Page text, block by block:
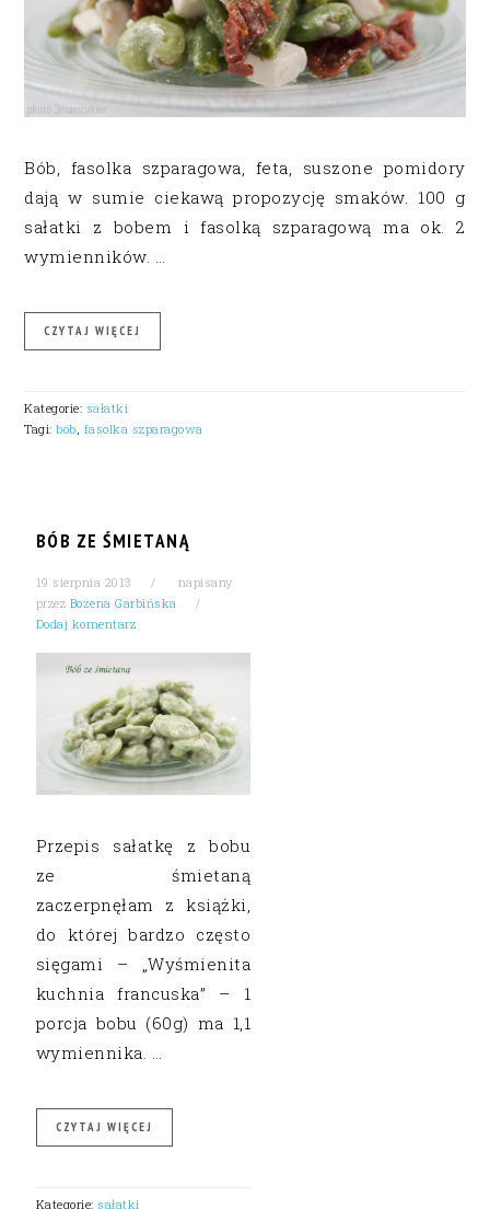
Bób, fasolka szparagowa, feta, suszone pomidory
dają w sumie ciekawą propozycję smaków. 100 g
sałatki z bobem i fasolką szparagową ma ok. 2
wymienników. …
CZYTAJ WIĘCEJ
Kategorie: sałatki
Tagi:bób fasolka szparagowa
BÓB ZE ŚMIETANĄ
19 sierpnia 2013
napisany
przez Bożena Garbińska
Dodaj komentarz
Przepis sałatkę z bobu
ze śmietaną
zaczerpnęłam z książki,
do której bardzo często
sięgami – „Wyśmienita
kuchnia francuska” – 1
porcja bobu (60g) ma 1,1
wymiennika. …
CZYTAJ WIĘCEJ
Kategorie: sałatki